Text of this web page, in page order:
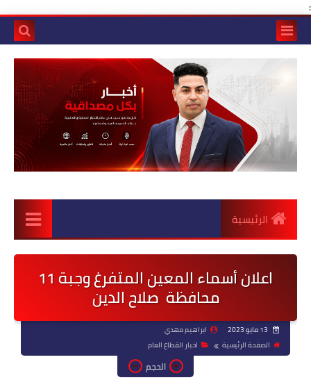
:
الرئيسية
اعلان أسماء المعين المتفرغ وجبة 11
محافظة صلاح الدين
ابراهيم مهدي
الصفحة الرئيسية
اخبار القطاع العام
الحجم